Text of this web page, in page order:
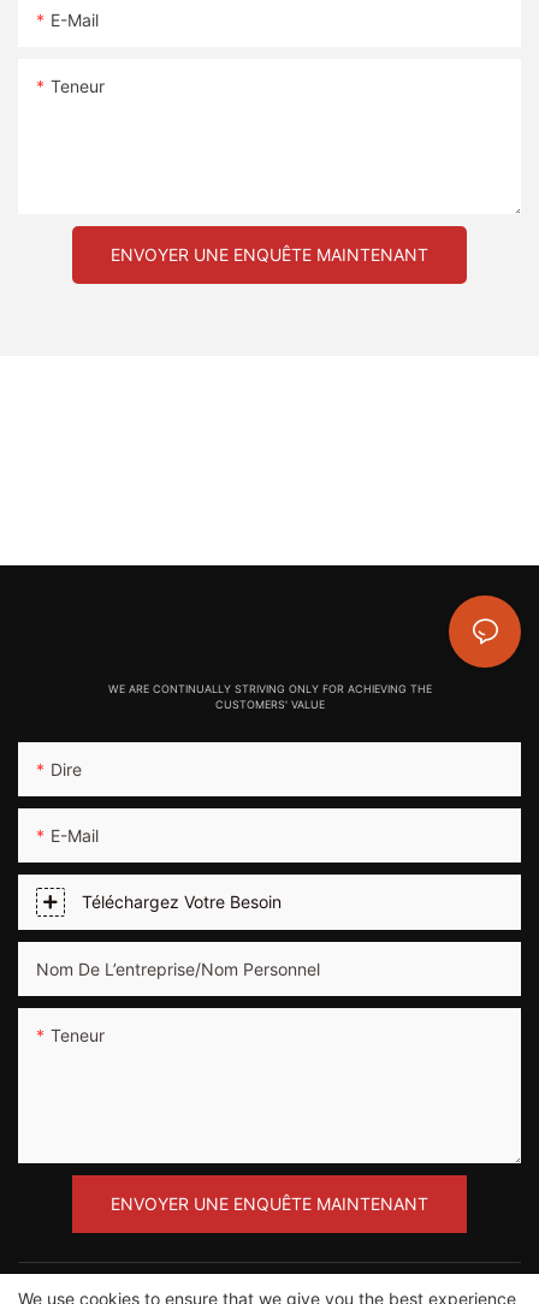
E-Mail
Teneur
ENVOYER UNE ENQUÊTE MAINTENANT
WE ARE CONTINUALLY STRIVING ONLY FOR ACHIEVING THE
CUSTOMERS' VALUE
Dire
E-Mail
Téléchargez Votre Besoin
Nom De L’entreprise/Nom Personnel
Teneur
ENVOYER UNE ENQUÊTE MAINTENANT
We use cookies to ensure that we give you the best experience